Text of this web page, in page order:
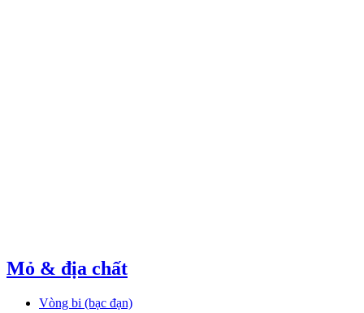
Mỏ & địa chất
Vòng bi (bạc đạn)